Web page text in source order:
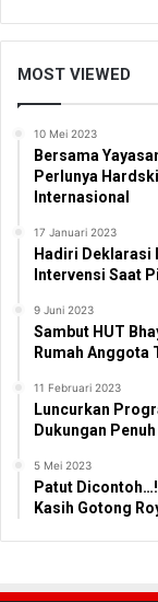
MOST VIEWED
10 Mei 2023
Bersama
Perlunya
Internasional
17 Januari 2023
Hadiri Deklarasi
Intervensi Saat
9 Juni 2023
Sambut HUT
Rumah Anggota
11 Februari 2023
Luncurkan
Dukungan
5 Mei 2023
Patut
Kasih Gotong